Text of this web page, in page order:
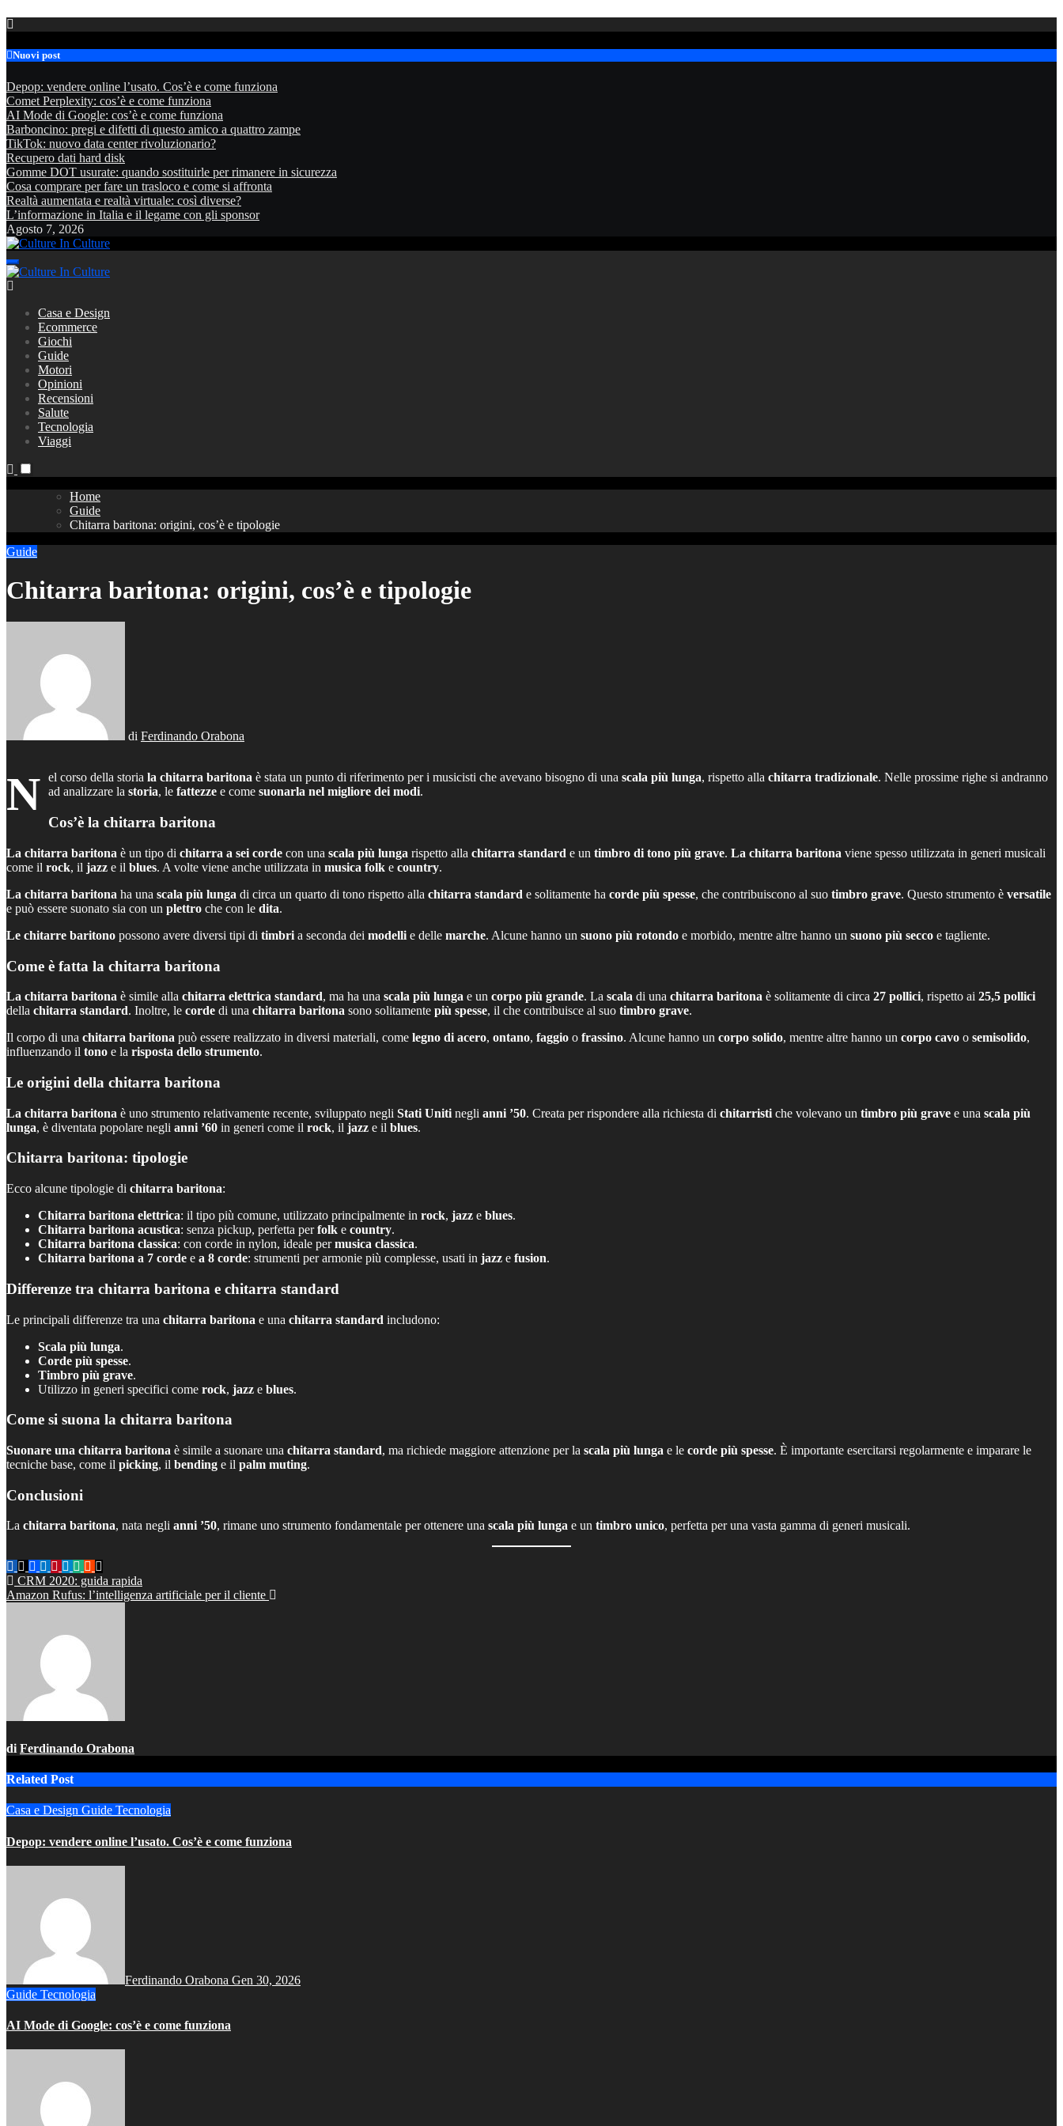
Skip
content
Nuovi post
Depop: vendere online l’usato. Cos’è e come funziona
Comet Perplexity: cos’è e come funziona
AI Mode di Google: cos’è e come funziona
Barboncino: pregi e difetti di questo amico a quattro zampe
TikTok: nuovo data center rivoluzionario?
Recupero dati hard disk
Gomme DOT usurate: quando sostituirle per rimanere in sicurezza
Cosa comprare per fare un trasloco e come si affronta
Realtà aumentata e realtà virtuale: così diverse?
L’informazione in Italia e il legame con gli sponsor
Agosto 7, 2026
Culture In Culture
Culture In Culture
Casa e Design
Ecommerce
Giochi
Guide
Motori
Opinioni
Recensioni
Salute
Tecnologia
Viaggi
Home
Guide
Chitarra baritona: origini, cos’è e tipologie
Guide
Chitarra baritona: origini, cos’è e tipologie
di Ferdinando Orabona
N el corso della storia la chitarra baritona è stata un punto di riferimento per i musicisti che avevano bisogno di una scala più lunga, rispetto alla chitarra tradizionale. Nelle prossime righe si andranno
ad analizzare la storia, le fattezze e come suonarla nel migliore dei modi.
Cos’è la chitarra baritona
La chitarra baritona è un tipo di chitarra a sei corde con una scala più lunga rispetto alla chitarra standard e un timbro di tono più grave. La chitarra baritona viene spesso utilizzata in generi musicali
come il rock, il jazz e il blues. A volte viene anche utilizzata in musica folk e country.
La chitarra baritona ha una scala più lunga di circa un quarto di tono rispetto alla chitarra standard e solitamente ha corde più spesse, che contribuiscono al suo timbro grave. Questo strumento è versatile
e può essere suonato sia con un plettro che con le dita.
Le chitarre baritono possono avere diversi tipi di timbri a seconda dei modelli e delle marche. Alcune hanno un suono più rotondo e morbido, mentre altre hanno un suono più secco e tagliente.
Come è fatta la chitarra baritona
La chitarra baritona è simile alla chitarra elettrica standard, ma ha una scala più lunga e un corpo più grande. La scala di una chitarra baritona è solitamente di circa 27 pollici, rispetto ai 25,5 pollici
della chitarra standard. Inoltre, le corde di una chitarra baritona sono solitamente più spesse, il che contribuisce al suo timbro grave.
Il corpo di una chitarra baritona può essere realizzato in diversi materiali, come legno di acero, ontano, faggio o frassino. Alcune hanno un corpo solido, mentre altre hanno un corpo cavo o semisolido,
influenzando il tono e la risposta dello strumento.
Le origini della chitarra baritona
La chitarra baritona è uno strumento relativamente recente, sviluppato negli Stati Uniti negli anni ’50. Creata per rispondere alla richiesta di chitarristi che volevano un timbro più grave e una scala più
lunga, è diventata popolare negli anni ’60 in generi come il rock, il jazz e il blues.
Chitarra baritona: tipologie
Ecco alcune tipologie di chitarra baritona:
Chitarra baritona elettrica: il tipo più comune, utilizzato principalmente in rock, jazz e blues.
Chitarra baritona acustica: senza pickup, perfetta perfolk e country.
Chitarra baritona classica: con corde in nylon, ideale permusica classica.
Chitarra baritona a 7 corde e a 8 corde: strumenti per armonie più complesse, usati in jazz e fusion.
Differenze tra chitarra baritona e chitarra standard
Le principali differenze tra una chitarra baritona e una chitarra standard includono:
Scala più lunga.
Corde più spesse.
Timbro più grave.
Utilizzo in generi specifici come rock, jazz e blues.
Come si suona la chitarra baritona
Suonare una chitarra baritona è simile a suonare una chitarra standard, ma richiede maggiore attenzione per la scala più lunga e le corde più spesse. È importante esercitarsi regolarmente e imparare le
tecniche base, come il picking, il bending e il palm muting.
Conclusioni
La chitarra baritona, nata negli anni ’50, rimane uno strumento fondamentale per ottenere una scala più lunga e un timbro unico, perfetta per una vasta gamma di generi musicali.
Navigazione
articoli
CRM 2020: guida rapida
Amazon Rufus: l’intelligenza artificiale per il cliente
di Ferdinando Orabona
Related Post
Casa e Design Guide Tecnologia
Depop: vendere online l’usato. Cos’è e come funziona
Ferdinando Orabona Gen 30, 2026
Guide Tecnologia
AI Mode di Google: cos’è e come funziona